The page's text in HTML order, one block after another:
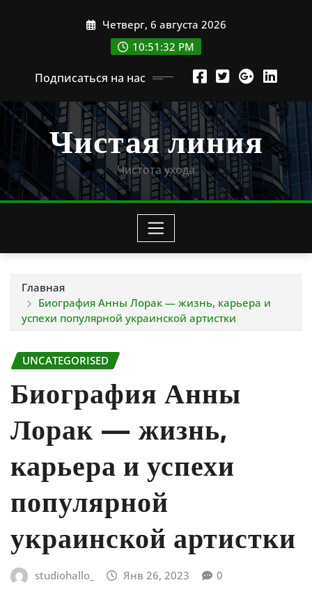
Четверг, 6 августа 2026
10:51:33 PM
Подписаться на нас
Чистая линия
Чистота ухода
Главная
Биография Анны Лорак — жизнь, карьера и
успехи популярной украинской артистки
UNCATEGORISED
Биография Анны
Лорак — жизнь,
карьера и успехи
популярной
украинской артистки
studiohallo_ Янв 26, 2023 0